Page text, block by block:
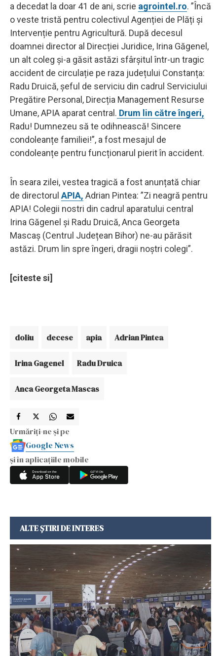
a decedat la doar 41 de ani, scrie agrointel.ro. ”Încă
o veste tristă pentru colectivul Agenției de Plăți și
Intervenție pentru Agricultură. După decesul
doamnei director al Direcției Juridice, Irina Găgenel,
un alt coleg și-a găsit astăzi sfârșitul într-un tragic
accident de circulație pe raza județului Constanța:
Radu Druică, șeful de serviciu din cadrul Serviciului
Pregătire Personal, Direcția Management Resurse
Umane, APIA aparat central. Drum lin către îngeri,
Radu! Dumnezeu să te odihnească! Sincere
condoleanțe familiei!”, a fost mesajul de
condoleanțe pentru funcționarul pierit în accident.
În seara zilei, vestea tragică a fost anunțată chiar
de directorul APIA, Adrian Pintea: ”Zi neagră pentru
APIA! Colegii nostri din cadrul aparatului central
Irina Găgenel şi Radu Druică, Anca Georgeta
Mascaş (Centrul Județean Bihor) ne-au părăsit
astăzi. Drum lin spre îngeri, dragii noştri colegi”.
[citeste si]
doliu decese apia Adrian Pintea
Irina Gagenel Radu Druica
Anca Georgeta Mascas
Urmăriți-ne și pe
Google News
și în aplicațiile mobile
ALTE ȘTIRI DE INTERES